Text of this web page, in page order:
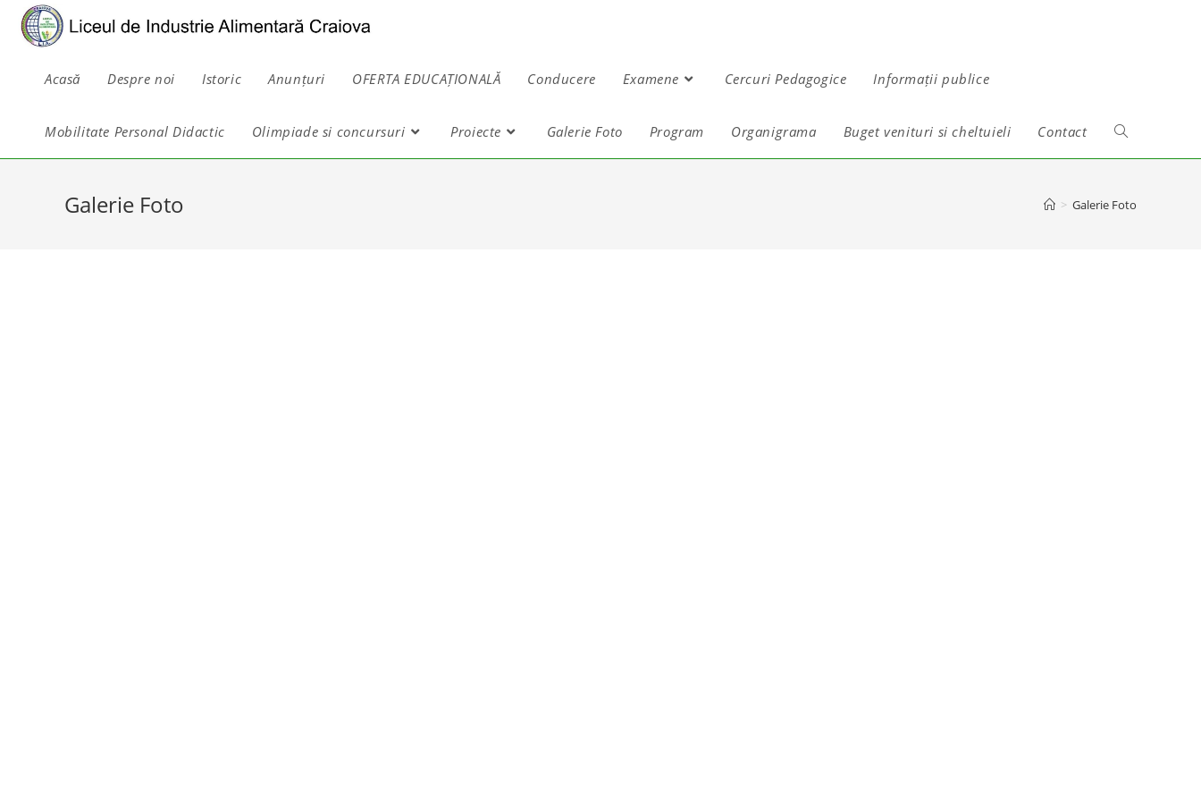
Acasă Despre noi Istoric Anunțuri OFERTA EDUCAȚIONALĂ Conducere Examene Cercuri Pedagogice Informații publice
Mobilitate Personal Didactic Olimpiade si concursuri Proiecte Galerie Foto Program Organigrama Buget venituri si cheltuieli Contact
Galerie Foto > Galerie Foto